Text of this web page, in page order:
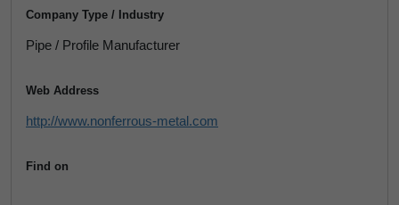
Company Type / Industry
Pipe / Profile Manufacturer
Web Address
http://www.nonferrous-metal.com
Find on